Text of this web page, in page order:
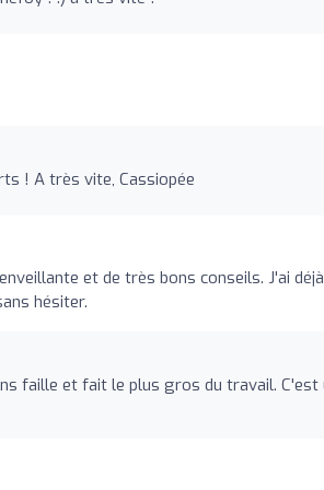
! A très vite, Cassiopée
et de très bons conseils. J'ai déjà
hésiter.
faille et fait le plus gros du travail. C'est